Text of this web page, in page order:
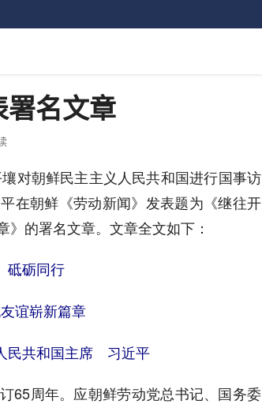
名文章
对朝鲜民主主义人民共和国进行国事访
在朝鲜《劳动新闻》发表题为《继往开
的署名文章。文章全文如下：
砥砺同行
谊崭新篇章
民共和国主席 习近平
周年。应朝鲜劳动党总书记、国务委